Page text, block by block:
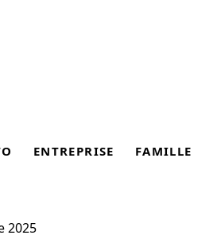
ENTREPRISE FAMILLE
2025